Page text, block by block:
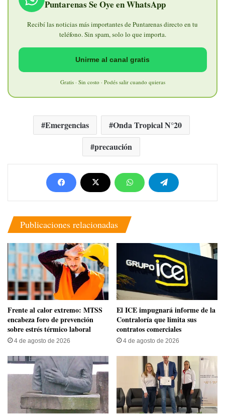
Puntarenas Se Oye en WhatsApp
Recibí las noticias más importantes de Puntarenas directo en tu
teléfono. Sin spam, solo lo que importa.
Unirme al canal gratis
Gratis · Sin costo · Podés salir cuando quieras
Emergencias
Onda Tropical N°20
precaución
Publicaciones relacionadas
Frente al calor extremo: MTSS
encabeza foro de prevención
sobre estrés térmico laboral
4 de agosto de 2026
El ICE impugnará informe de la
Contraloría que limita sus
contratos comerciales
4 de agosto de 2026